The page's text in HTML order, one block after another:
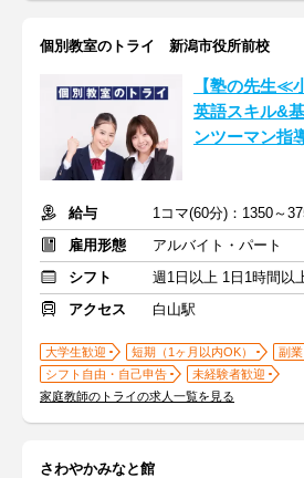
個別教室のトライ 新潟市役所前校
【塾の先生≪
英語スキル&
ンツーマン指
給与
1コマ(60分)：1350～
雇用形態
アルバイト・パート
シフト
週1日以上 1日1時間以
アクセス
白山駅
大学生歓迎 短期（1ヶ月以内OK）
副
シフト自由・自己申告
未経験者歓迎
家庭教師のトライの求人一覧を見る
さわやかみなと館